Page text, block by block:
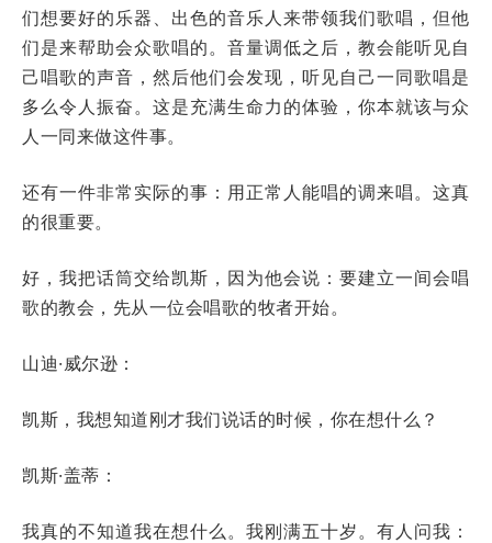
们想要好的乐器、出色的音乐人来带领我们歌唱，但他
们是来帮助会众歌唱的。音量调低之后，教会能听见自
己唱歌的声音，然后他们会发现，听见自己一同歌唱是
多么令人振奋。这是充满生命力的体验，你本就该与众
人一同来做这件事。
还有一件非常实际的事：用正常人能唱的调来唱。这真
的很重要。
好，我把话筒交给凯斯，因为他会说：要建立一间会唱
歌的教会，先从一位会唱歌的牧者开始。
山迪·威尔逊：
凯斯，我想知道刚才我们说话的时候，你在想什么？
凯斯·盖蒂：
我真的不知道我在想什么。我刚满五十岁。有人问我：